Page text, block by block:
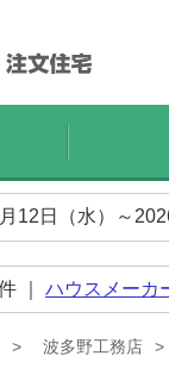
12日（水）～
｜ ハウスメーカ
波多野工務店